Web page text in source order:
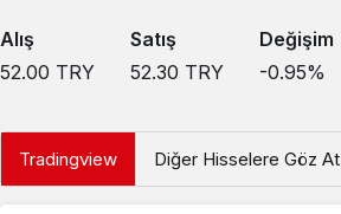
Alış
52.00 TRY
Satış
52.30 TRY
Değişim
-0.95%
Tradingview Diğer Hisselere Göz At